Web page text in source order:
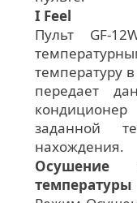
I Feel
Пульт GF-
температуру
передает
заданной
нахождения.
Осушение
температуры